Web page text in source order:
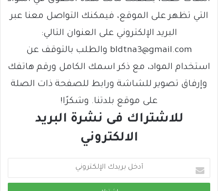
التي تظهر على الموقع، فيمكنك التواصل معنا عبر
البريد الإلكتروني على العنوان التالي:
bldtna3@gmail.com والطلب بالتوقف عن
استخدام المواد، مع ذكر اسمك الكامل ورقم هاتفك
وإرفاق تصوير للشاشة ورابط للصفحة ذات الصلة
على موقع بلدتنا. وشكرًا!
للاشتراك فى نشرة البريد
الالكتروني
د